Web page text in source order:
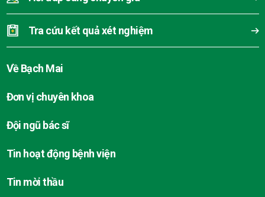
Tra cứu kết quả xét nghiệm
Về Bạch Mai
Đơn vị chuyên khoa
Đội ngũ bác sĩ
Tin hoạt động bệnh viện
Tin mời thầu